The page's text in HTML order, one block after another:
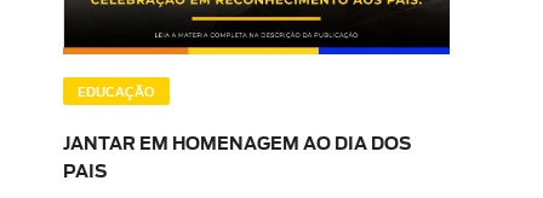
EDUCAÇÃO
JANTAR EM HOMENAGEM AO DIA DOS
PAIS